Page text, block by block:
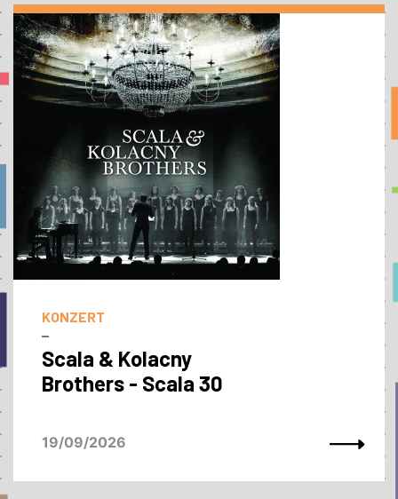
KONZERT
–
Scala & Kolacny
Brothers - Scala 30
19/09/2026